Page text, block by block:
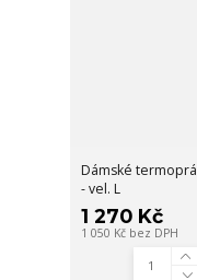
Dámské
- vel. L
1 270 Kč
1 050 Kč bez DPH